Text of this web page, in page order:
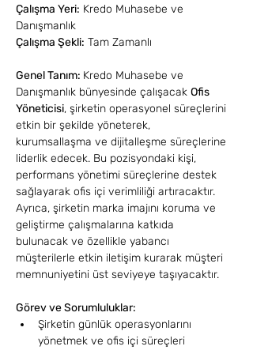
Çalışma Yeri: Kredo Muhasebe ve
Danışmanlık
Çalışma Şekli: Tam Zamanlı
Genel Tanım: Kredo Muhasebe ve
Danışmanlık bünyesinde çalışacak Ofis
Yöneticisi, şirketin operasyonel süreçlerini
etkin bir şekilde yöneterek,
kurumsallaşma ve dijitalleşme süreçlerine
liderlik edecek. Bu pozisyondaki kişi,
performans yönetimi süreçlerine destek
sağlayarak ofis içi verimliliği artıracaktır.
Ayrıca, şirketin marka imajını koruma ve
geliştirme çalışmalarına katkıda
bulunacak ve özellikle yabancı
müşterilerle etkin iletişim kurarak müşteri
memnuniyetini üst seviyeye taşıyacaktır.
Görev ve Sorumluluklar:
Şirketin günlük operasyonlarını
yönetmek ve ofis içi süreçleri